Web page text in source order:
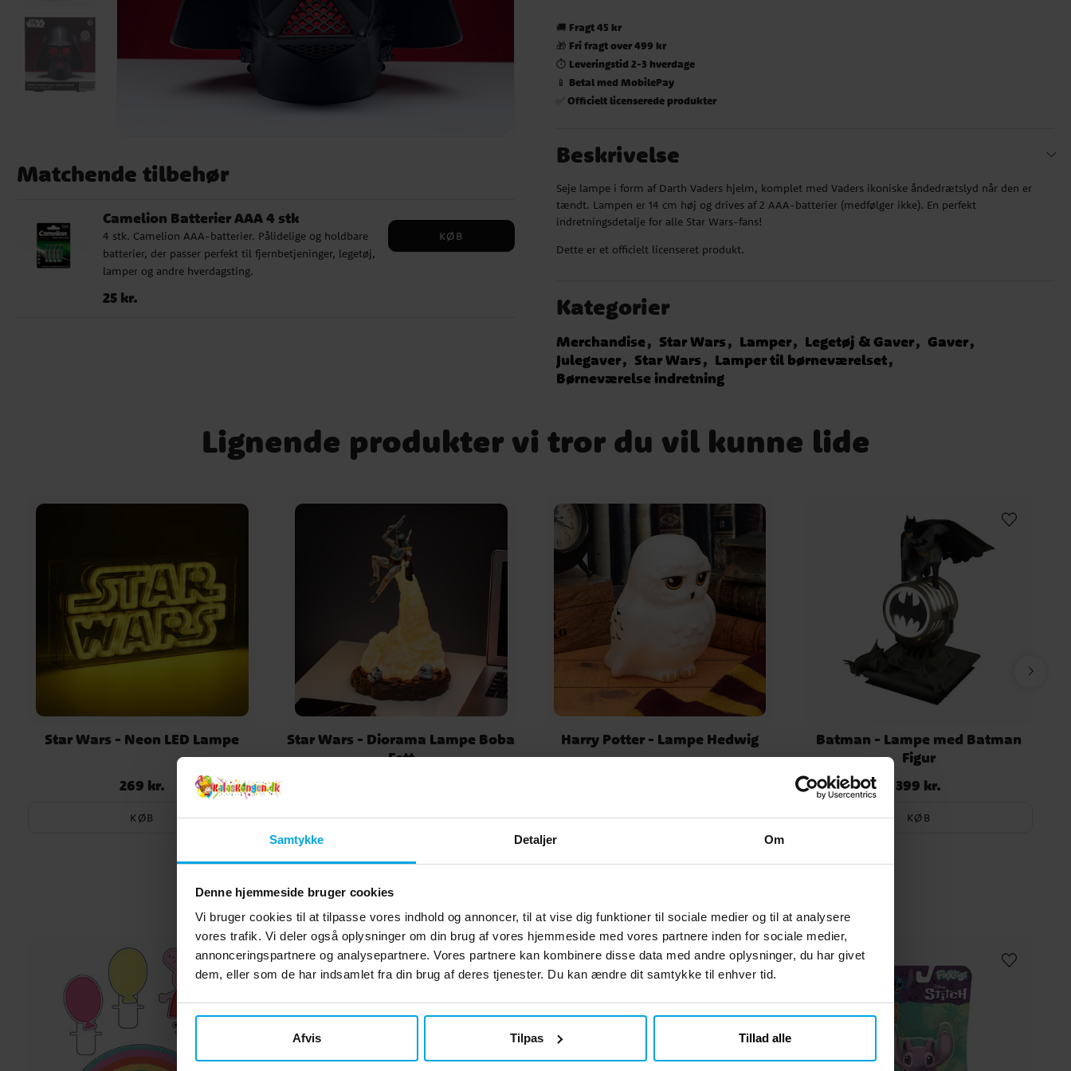
Samtykke Detaljer Om
Denne hjemmeside bruger cookies
Vi bruger cookies til at tilpasse vores indhold og annoncer, til at vise dig funktioner til sociale medier og til at analysere
vores trafik. Vi deler også oplysninger om din brug af vores hjemmeside med vores partnere inden for sociale medier,
annonceringspartnere og analysepartnere. Vores partnere kan kombinere disse data med andre oplysninger, du har givet
dem, eller som de har indsamlet fra din brug af deres tjenester. Du kan ændre dit samtykke til enhver tid.
Afvis Tilpas Tillad alle
Matchende tilbehør
Camelion Batterier AAA 4 stk
4 stk. Camelion AAA-batterier. Pålidelige og holdbare
batterier, der passer perfekt til fjernbetjeninger, legetøj,
lamper og andre hverdagsting.
Pris:25 kr.
25 kr.
KØB
🚚 Fragt 45 kr
🎁 Fri fragt over 499 kr
⏱️ Leveringstid 2-3 hverdage
📱 Betal med MobilePay
✅Officielt licenserede produkter
Beskrivelse
Seje lampe i form af Darth Vaders hjelm, komplet med Vaders ikoniske åndedrætslyd når den er
tændt. Lampen er 14 cm høj og drives af 2 AAA-batterier (medfølger ikke). En perfekt
indretningsdetalje for alle Star Wars-fans!
Dette er et officielt licenseret produkt.
Kategorier
Merchandise Star Wars Lamper Legetøj & Gaver
Gaver
Julegaver
Star Wars
Lamper til børneværelset
Børneværelse indretning
Lignende produkter vi tror du vil kunne lide
Star Wars - Neon LED Lampe
Pris:269 kr.
269 kr.
KØB
Star Wars - Diorama Lampe Boba
Fett
KØB
Harry Potter - Lampe Hedwig
KØB
Batman - Lampe med Batman
Figur
Pris:399 kr.
399 kr.
KØB